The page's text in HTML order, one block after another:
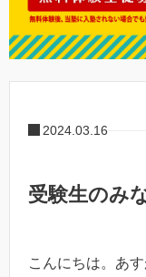
2024.03.16
受験生のみ
こんにちは。あ